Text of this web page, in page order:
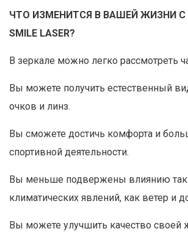
ЧТО ИЗМЕНИТСЯ В ВАШЕЙ ЖИЗНИ
SMILE LASER?
В зеркале можно легко рассмотреть
Вы можете получить естественный
очков и линз.
Вы сможете достичь комфорта и
спортивной деятельности.
Вы меньше подвержены влиянию
климатических явлений, как ветер и
Вы можете улучшить качество своей